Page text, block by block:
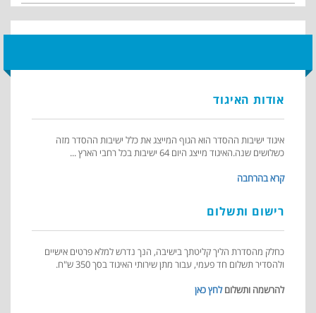
אודות האיגוד
איגוד ישיבות ההסדר הוא הגוף המייצג את כלל ישיבות ההסדר מזה
כשלושים שנה.האיגוד מייצג היום 64 ישיבות בכל רחבי הארץ ...
קרא בהרחבה
רישום ותשלום
כחלק מהסדרת הליך קליטתך בישיבה, הנך נדרש למלא פרטים אישיים
ולהסדיר תשלום חד פעמי, עבור מתן שירותי האיגוד בסך 350 ש"ח.
להרשמה ותשלוםלחץ כאן